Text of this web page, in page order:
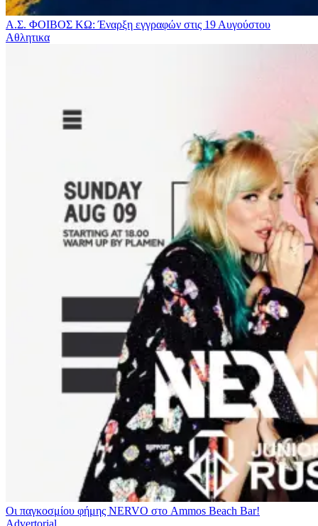
Α.Σ. ΦΟΙΒΟΣ ΚΩ: Έναρξη εγγραφών στις 19 Αυγούστου
Αθλητικα
Οι παγκοσμίου φήμης NERVO στο Ammos Beach Bar!
Advertorial